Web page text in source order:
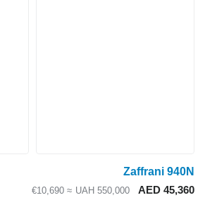
Zaffrani 940N
AED 45,360
UAH 550,000
≈ €10,690